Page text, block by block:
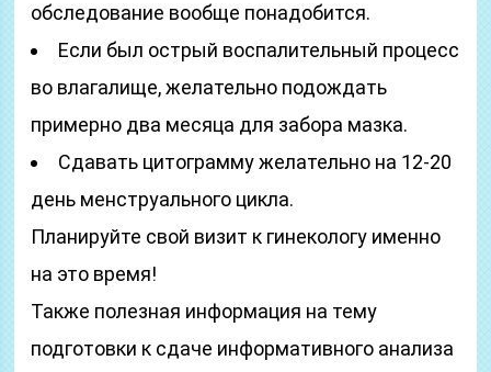
обследование вообще понадобится.
Если был острый воспалительный процесс
во влагалище, желательно подождать
примерно два месяца для забора мазка.
Сдавать цитограмму желательно на 12-20
день менструального цикла.
Планируйте свой визит к гинекологу именно
на это время!
Также полезная информация на тему
подготовки к сдаче информативного анализа